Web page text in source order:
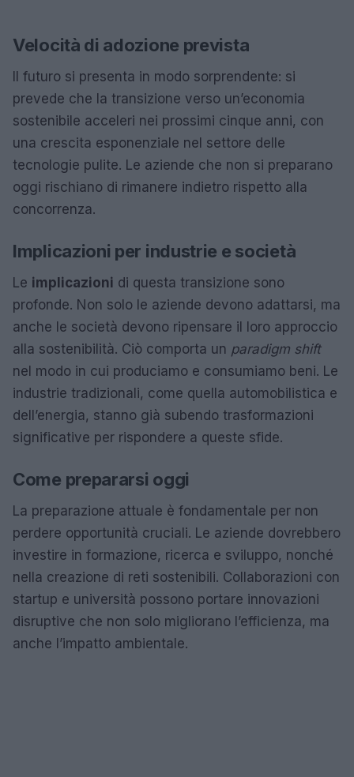
Velocità di adozione prevista
Il futuro si presenta in modo sorprendente: si
prevede che la transizione verso un’economia
sostenibile acceleri nei prossimi cinque anni, con
una crescita esponenziale nel settore delle
tecnologie pulite. Le aziende che non si preparano
oggi rischiano di rimanere indietro rispetto alla
concorrenza.
Implicazioni per industrie e società
Le implicazioni di questa transizione sono
profonde. Non solo le aziende devono adattarsi, ma
anche le società devono ripensare il loro approccio
alla sostenibilità. Ciò comporta un paradigm shift
nel modo in cui produciamo e consumiamo beni. Le
industrie tradizionali, come quella automobilistica e
dell’energia, stanno già subendo trasformazioni
significative per rispondere a queste sfide.
Come prepararsi oggi
La preparazione attuale è fondamentale per non
perdere opportunità cruciali. Le aziende dovrebbero
investire in formazione, ricerca e sviluppo, nonché
nella creazione di reti sostenibili. Collaborazioni con
startup e università possono portare innovazioni
disruptive che non solo migliorano l’efficienza, ma
anche l’impatto ambientale.